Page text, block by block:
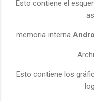
Esto contiene el
memoria interna
Esto contiene los